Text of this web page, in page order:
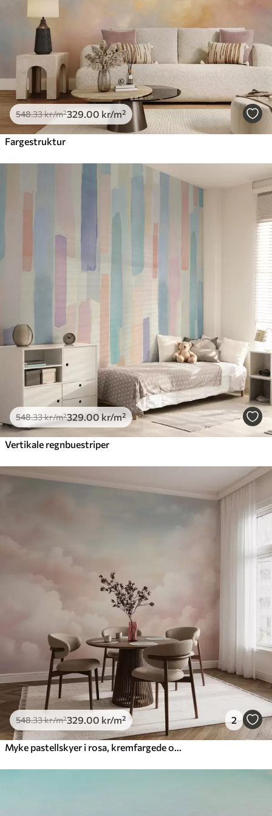
650.00
Peel and Stick
925 .00 555 .00 kr/m²
548.33kr/m²329 .00 kr/m²
Fargestruktur
548.33kr/m²329.00 kr/m²
Vertikale regnbuestriper
548.33kr/m²329 .00 kr/m² 2